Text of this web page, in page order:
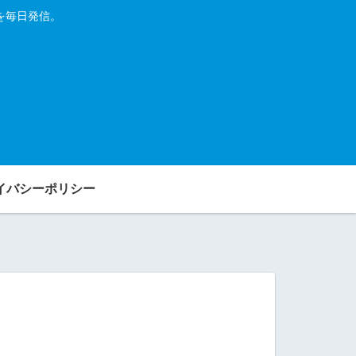
日発信。
バシーポリシー